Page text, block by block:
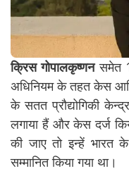
क्रिस गोपालकृष्णनसमेत
अधिनियम के तहत केस
के सतत प्रौद्योगिकी
लगाया हैं और केस दर्ज
की जाए तो इन्हें भारत
सम्मानित किया गया था।